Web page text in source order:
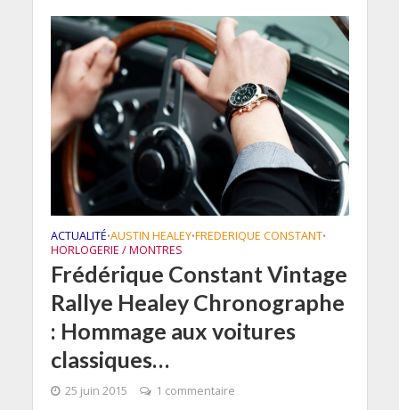
ACTUALITÉ•AUSTIN HEALEY•FREDERIQUE CONSTANT•
HORLOGERIE / MONTRES
Frédérique Constant Vintage
Rallye Healey Chronographe
: Hommage aux voitures
classiques…
25 juin 2015 1 commentaire